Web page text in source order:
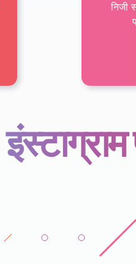
निजी